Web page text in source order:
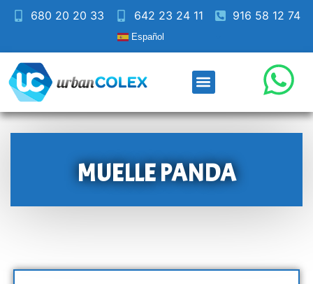
680 20 20 33 642 23 24 11 916 58 12 74
Español
MUELLE PANDA